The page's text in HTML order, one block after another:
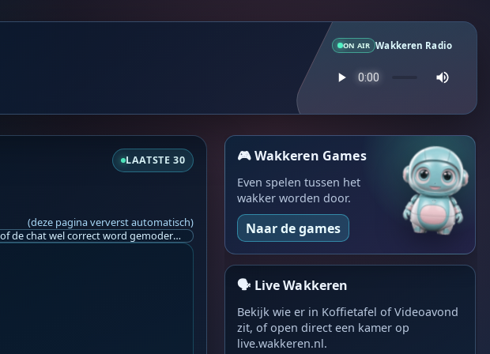
ON AIR Wakkeren Radio
LAATSTE 30
(deze pagina ververst automatisch)
Ik ben op zoek naar een helpende hand, een menselijk oog, een admin die helpt met controleren of de chat wel correct word gemodereerd word door NoMoSpam. 98% gaat automatisch goed, toch ik dit nooit helemaal loslaten en moet er altijd een mens mee blijven opletten bij elke beslissing die gemaakt word. Waar bestaan de werkzaamheden uit? Mee kijken in admin log kanaal naar alle drugs/porno/scams die voorbij komen en in het geval van een randgevalletje, ingrijpen en b.v. een verwijderd maar wel toegestaan bericht terug plaatsen met een druk op de knop. tsja zo banaal en simpel is het gesteld.. Word je hier blij van? Nee. Strookt het je ego? Nee. Word je er beter van? Nee. Kost het veel tijd? Totaal niet, consistentie en regelmaat is belangrijker dan 'er even voor kunnen gaan zitten'.. het werk is in een paar seconden gepiept.. je checkt puur of AI de juiste beslissing heeft gemaakt.. …
🎮 Wakkeren Games
Even spelen tussen het
wakker worden door.
Naar de games
🗣️ Live Wakkeren
Bekijk wie er in Koffietafel of Videoavond
zit, of open direct een kamer op
live.wakkeren.nl.